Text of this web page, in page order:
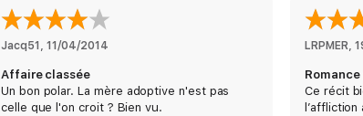
Jacq51 , 11/04/2014
Affaire classée
Un bon polar. La mère adoptive n'est pas
celle que l'on croit ? Bien vu.
LRPMER,
Ce récit
l’affliction